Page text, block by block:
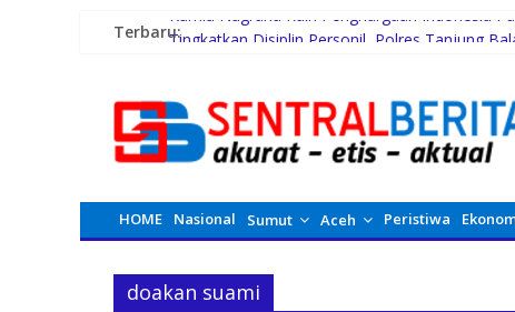
Terbaru:Kurnia Nugraha Raih Penghargaan Indonesia
Rayakan 10 Tahun Perjalanan, Inspire Artistry
Kasus Perusakan Alat Musik dan
HOME Nasional Sumut Aceh Peristiwa
doakan suami